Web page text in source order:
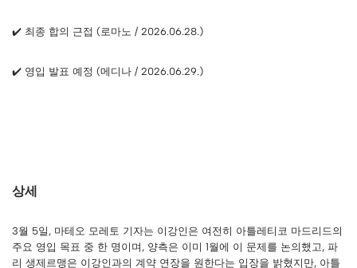
✔️ 최종 합의 근접 (로마노 / 2026.06.28.)
✔️ 영입 발표 예정 (메디나 / 2026.06.29.)
상세
3월 5일, 마테오 모레토 기자는 이강인은 여전히 ​​아틀레티코 마드리드의
주요 영입 목표 중 한 명이며, 양측은 이미 1월에 이 문제를 논의했고, 파
리 생제르맹은 이강인과의 계약 연장을 원한다는 입장을 밝혔지만, 아틀